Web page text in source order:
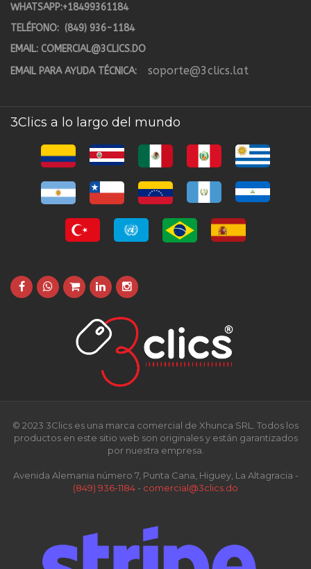
WHATSAPP:+18499361184
TELÉFONO: (849) 936-1184
EMAIL: COMERCIAL@3CLICS.DO
EMAIL PARA AYUDA TÉCNICA:
soporte@3clics.lat
3Clics a lo largo del mundo
© 2023 3Clics es una marca comercial de Xhunca SRL. Todos los
productos en este sitio web son originales y están garantizados
por nuestra empresa.
Avenida Alemania número 7, Punta Cana, Higuey, La Altagracia -
(849) 936-1184 - comercial@3clics.do